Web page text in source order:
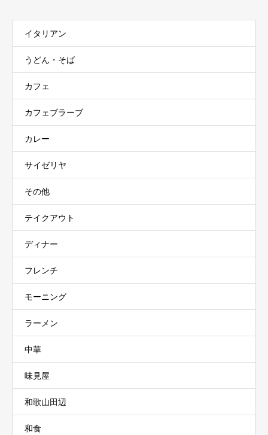
イタリアン
うどん・そば
カフェ
カフェブラーブ
カレー
サイゼリヤ
その他
テイクアウト
ディナー
フレンチ
モーニング
ラーメン
中華
味見屋
和歌山田辺
和食